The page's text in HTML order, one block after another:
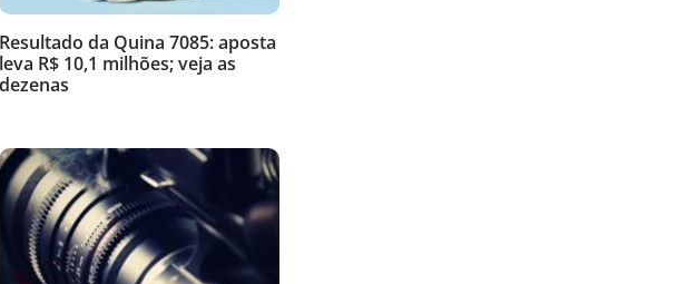
Resultado da Quina 7085: aposta
leva R$ 10,1 milhões; veja as
dezenas